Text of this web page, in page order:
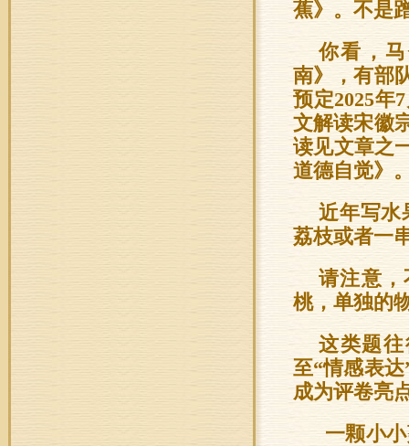
蕉》。不是
你看，
南》，有部
预定2025年
文解读宋徽
读见文章之
道德自觉》
近年写水
荔枝或者一
请注意，
桃，单独的
这类题
至“情感表
成为评卷亮
一颗小